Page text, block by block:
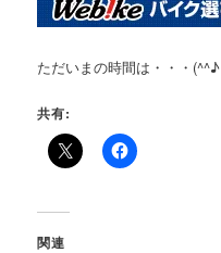
ただいまの時間は・・・(^^♪
共有:
関連